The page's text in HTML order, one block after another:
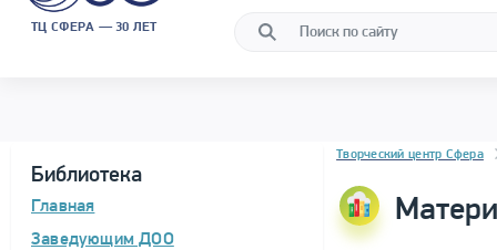
ТЦ СФЕРА — 30 ЛЕТ
Библиотека
Главная
Заведующим ДОО
Блок новостей
Творческий центр Сфера